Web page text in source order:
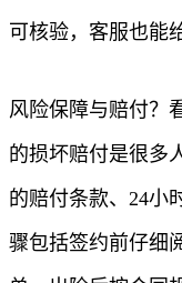
可核验，客服也能
风险保障与赔付？
的损坏赔付是很多
的赔付条款、24小
骤包括签约前仔细